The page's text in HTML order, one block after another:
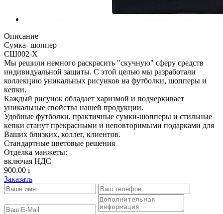
Описание
Сумка- шоппер
СШ002-Х
Мы решили немного раскрасить "скучную" сферу средств
индивидуальной защиты. С этой целью мы разработали
коллекцию уникальных рисунков на футболки, шопперы и
кепки.
Каждый рисунок обладает харизмой и подчеркивает
уникальные свойства нашей продукции.
Удобные футболки, практичные сумки-шопперы и стильные
кепки станут прекрасными и неповторимыми подарками для
Ваших близких, коллег, клиентов.
Стандартные цветовые решения
Отделка манжеты:
включая НДС
900.00 i
Заказать